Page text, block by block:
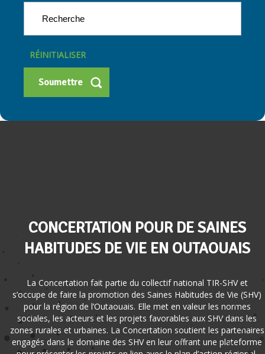
RÉINITIALISER
CONCERTATION POUR DE SAINES
HABITUDES DE VIE EN OUTAOUAIS
La Concertation fait partie du collectif national TIR-SHV et
s’occupe de faire la promotion des Saines Habitudes de Vie (SHV)
pour la région de l’Outaouais. Elle met en valeur les normes
sociales, les acteurs et les projets favorables aux SHV dans les
zones rurales et urbaines. La Concertation soutient les partenaires
engagés dans le domaine des SHV en leur offrant une plateforme